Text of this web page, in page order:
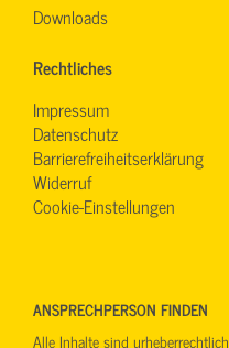
Downloads
Rechtliches
Impressum
Datenschutz
Barrierefreiheitserklärung
Widerruf
Cookie-Einstellungen
ANSPRECHPERSON FINDEN
Alle Inhalte sind